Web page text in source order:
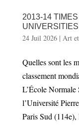
2013-14
24 Juil 2026| Art
Quelles sont les
classement
L’École
l’Université
Paris Sud